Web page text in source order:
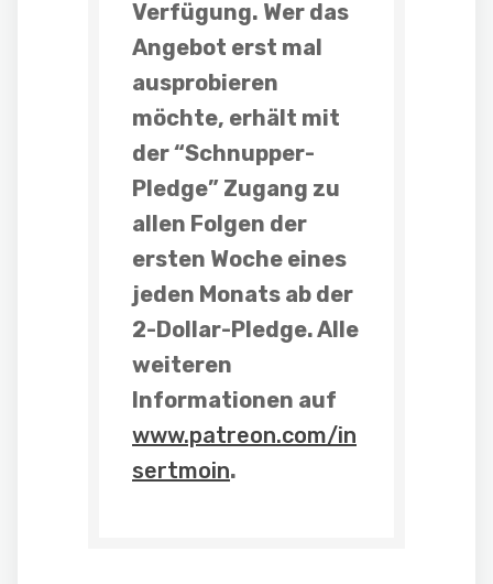
Verfügung. Wer das
Angebot erst mal
ausprobieren
möchte, erhält mit
der “Schnupper-
Pledge” Zugang zu
allen Folgen der
ersten Woche eines
jeden Monats ab der
2-Dollar-Pledge. Alle
weiteren
Informationen auf
www.patreon.com/in
sertmoin.